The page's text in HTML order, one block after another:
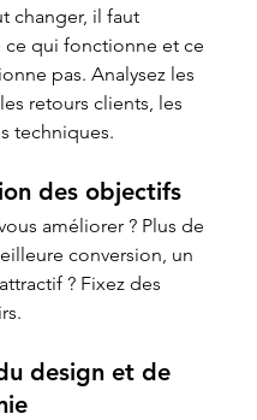
changer, il faut
qui fonctionne et ce
pas. Analysez les
retours clients, les
techniques.
des objectifs
améliorer ? Plus de
conversion, un
? Fixez des
design et de